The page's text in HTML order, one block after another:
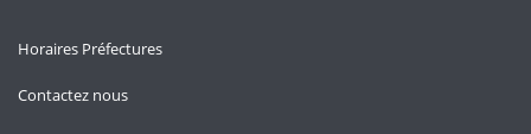
Horaires Préfectures
Contactez nous